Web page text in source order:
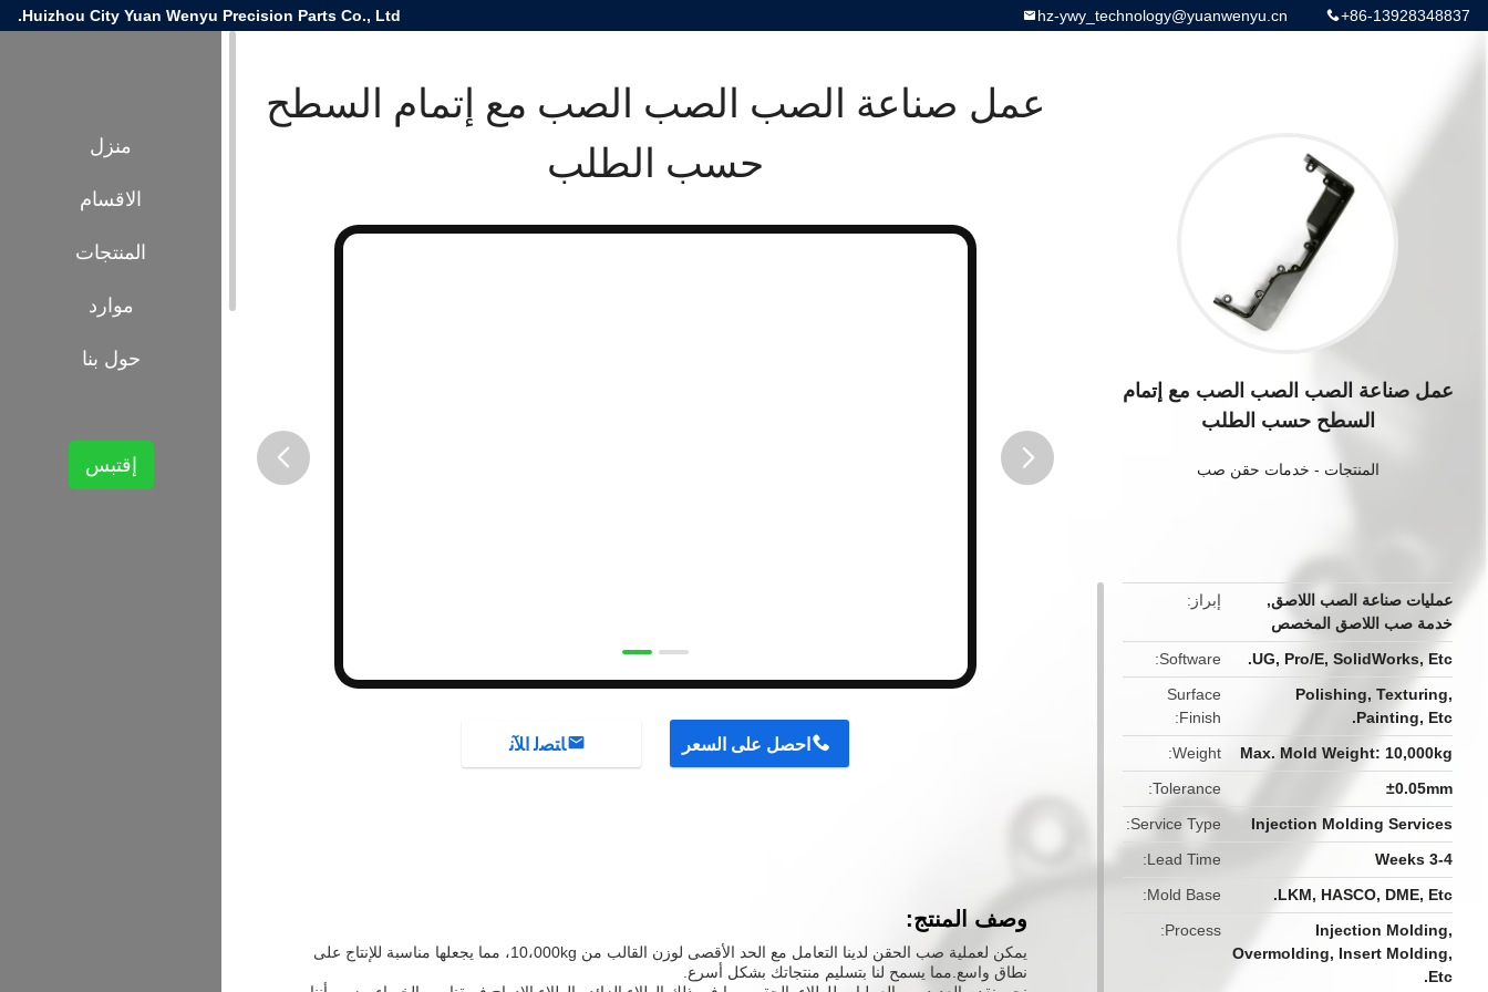
Huizhou City Yuan Wenyu Precision Parts Co., Ltd. +86-13928348837
hz-ywy_technology@yuanwenyu.cn
عمل صناعة الصب الصب الصب مع إتمام
السطح حسب الطلب
المنتجات - خدمات حقن صب
إبراز عمليات صناعة الصب اللاصق,
خدمة صب اللاصق المخصص
Software
UG, Pro/E, SolidWorks, Etc.
Surface
Finish
Polishing, Texturing,
Painting, Etc.
Weight
Max. Mold Weight: 10,000kg
Tolerance
±0.05mm
Service Type
Injection Molding Services
Lead Time
3-4 Weeks
Mold Base
LKM, HASCO, DME, Etc.
Process
Injection Molding,
Overmolding, Insert Molding,
Etc.
عمل صناعة الصب الصب الصب مع إتمام السطح
حسب الطلب
احصل على السعر ﺎﺘﺼﻟ ﺍﻶﻧ
وصف المنتج:
يمكن لعملية صب الحقن لدينا التعامل مع الحد الأقصى لوزن القالب من 10،000kg، مما يجعلها مناسبة للإنتاج على
نطاق واسع.مما يسمح لنا بتسليم منتجاتك بشكل أسرع.
منزل
الاقسام
المنتجات
موارد
حول بنا
إقتبس